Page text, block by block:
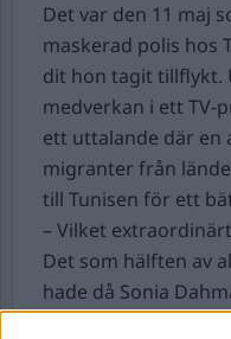
Det var den 11 maj
maskerad polis hos
dit hon tagit tillflykt.
medverkan i ett TV-
ett uttalande där
migranter från
till Tunisen för ett
– Vilket
Det som hälften av
hade då Sonia